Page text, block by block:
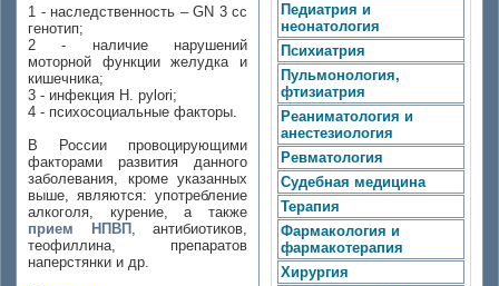
1 - наследственность – GN 3 cc
генотип;
2 - наличие нарушений
моторной функции желудка и
кишечника;
3 - инфекция H. pylori;
4 - психосоциальные факторы.
В России провоцирующими
факторами развития данного
заболевания, кроме указанных
выше, являются: употребление
алкоголя, курение, а также
прием НПВП , антибиотиков,
теофиллина, препаратов
наперстянки и др.
Педиатрия и
неонатология
Психиатрия
Пульмонология,
фтизиатрия
Реаниматология и
анестезиология
Ревматология
Судебная медицина
Терапия
Фармакология и
фармакотерапия
Хирургия